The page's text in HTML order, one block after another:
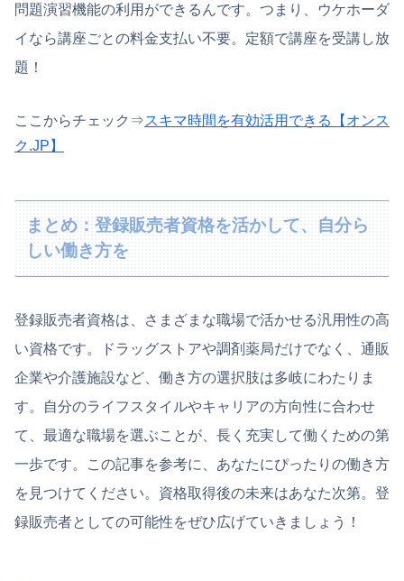
問題演習機能の利用ができるんです。つまり、ウケホーダ
イなら講座ごとの料金支払い不要。定額で講座を受講し放
題！
ここからチェック⇒スキマ時間を有効活用できる【オンス
ク.JP】
まとめ：登録販売者資格を活かして、自分ら
しい働き方を
登録販売者資格は、さまざまな職場で活かせる汎用性の高
い資格です。ドラッグストアや調剤薬局だけでなく、通販
企業や介護施設など、働き方の選択肢は多岐にわたりま
す。自分のライフスタイルやキャリアの方向性に合わせ
て、最適な職場を選ぶことが、長く充実して働くための第
一歩です。この記事を参考に、あなたにぴったりの働き方
を見つけてください。資格取得後の未来はあなた次第。登
録販売者としての可能性をぜひ広げていきましょう！